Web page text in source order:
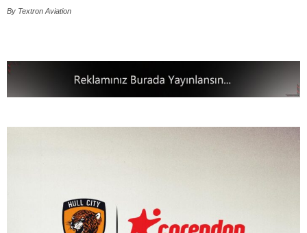
By Textron Aviation